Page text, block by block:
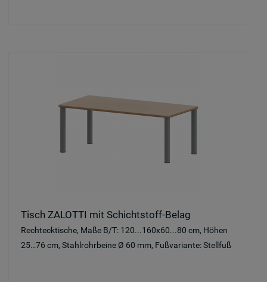
Tisch ZALOTTI mit Schichtstoff-Belag
Rechtecktische, Maße B/T: 120...160x60...80 cm, Höhen
25…76 cm, Stahlrohrbeine Ø 60 mm, Fußvariante: Stellfuß